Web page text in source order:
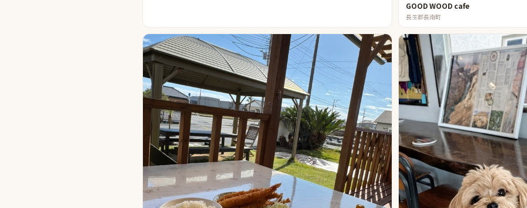
GOOD WOOD cafe
長生郡長南町